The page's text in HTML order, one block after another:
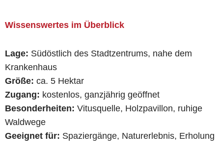
Wissenswertes im Überblick
Lage: Südöstlich des Stadtzentrums, nahe dem
Krankenhaus
Größe: ca. 5 Hektar
Zugang: kostenlos, ganzjährig geöffnet
Besonderheiten: Vitusquelle, Holzpavillon, ruhige
Waldwege
Geeignet für: Spaziergänge, Naturerlebnis, Erholung